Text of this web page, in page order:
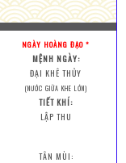
NGÀY HOÀNG ĐẠO *
MỆNH NGÀY:
ĐẠI KHÊ THỦY
(NƯỚC GIỮA KHE LỚN)
TIẾT KHÍ:
LẬP THU
TÂN MÙI: